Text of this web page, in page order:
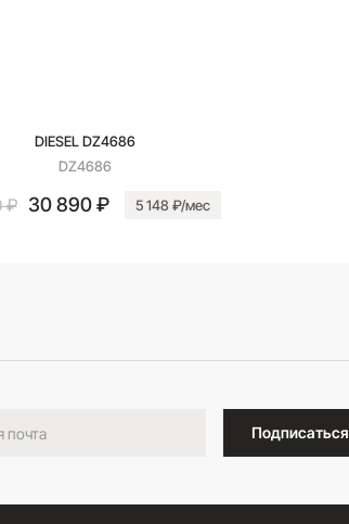
DIESEL DZ4686
DZ4686
₽ 30 890 ₽ 5 148 ₽/мес
Подписаться